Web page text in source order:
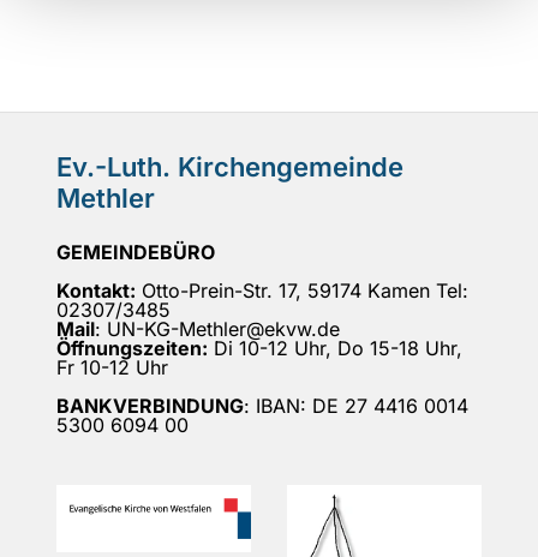
Ev.-Luth. Kirchengemeinde
Methler
GEMEINDEBÜRO
Kontakt: Otto-Prein-Str. 17, 59174 Kamen Tel:
02307/3485
Mail: UN-KG-Methler@ekvw.de
Öffnungszeiten: Di 10-12 Uhr, Do 15-18 Uhr,
Fr 10-12 Uhr
BANKVERBINDUNG: IBAN: DE 27 4416 0014
5300 6094 00